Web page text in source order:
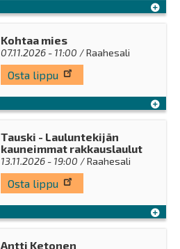
Kohtaa mies
07.11.2026 - 11:00 / Raahesali
Osta lippu
Tauski - Lauluntekijän
kauneimmat rakkauslaulut
13.11.2026 - 19:00 / Raahesali
Osta lippu
Antti Ketonen